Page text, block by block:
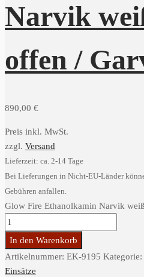
Narvik
offen /
890,00 €
Preis inkl. MwSt.
zzgl. Versand
Lieferzeit: ca. 2-14 Tage
Bei Lieferungen in Nicht-EU-Länder
Gebühren anfallen.
Glow Fire Ethanolkamin Narvik
In den Warenkorb
Artikelnummer: EK-9195 Kategorie:
Einsätze